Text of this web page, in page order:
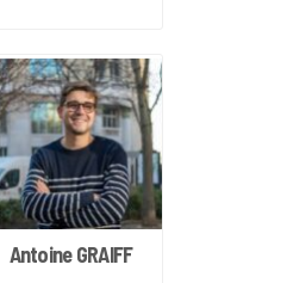
Antoine GRAIFF